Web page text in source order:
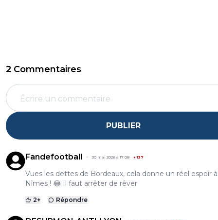
2 Commentaires
PUBLIER
Fandefootball 30 mai 2026 à 17:08 +137
Vues les dettes de Bordeaux, cela donne un réel espoir à
Nîmes ! 😂 Il faut arrêter de rêver
2+ Répondre